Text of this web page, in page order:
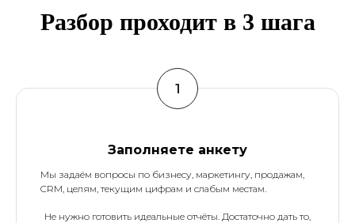
Разбор проходит в 3 шага
Заполняете анкету
Мы задаём вопросы по бизнесу, маркетингу, продажам,
CRM, целям, текущим цифрам и слабым местам.
Не нужно готовить идеальные отчёты. Достаточно дать то,